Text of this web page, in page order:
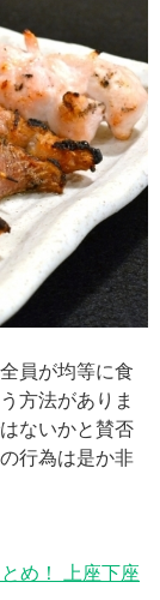
員が均等に食
方法がありま
ないかと賛否
行為は是か非
め！ 上座下座